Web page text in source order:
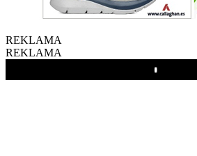
REKLAMA
REKLAMA
Play